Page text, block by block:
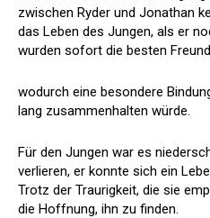
zwischen Ryder und Jonathan
das Leben des Jungen, als er
wurden sofort die besten
wodurch eine besondere
lang zusammenhalten würde.
Für den Jungen war es
verlieren, er konnte sich ein
Trotz der Traurigkeit, die sie
die Hoffnung, ihn zu finden.